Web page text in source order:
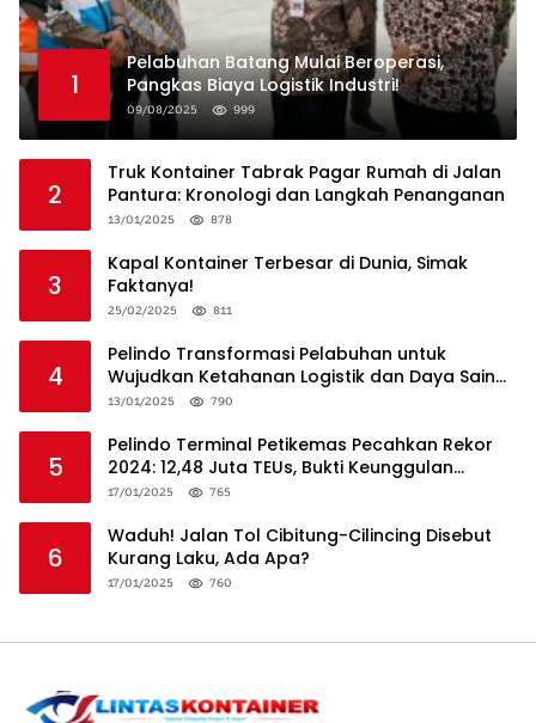
1
Pelabuhan Batang Mulai Beroperasi,
Pangkas Biaya Logistik Industri!
09/08/2025 999
2
Truk Kontainer Tabrak Pagar Rumah di Jalan
Pantura: Kronologi dan Langkah Penanganan
13/01/2025 878
3
Kapal Kontainer Terbesar di Dunia, Simak
Faktanya!
25/02/2025 811
4
Pelindo Transformasi Pelabuhan untuk
Wujudkan Ketahanan Logistik dan Daya Saing
Global
13/01/2025 790
5
Pelindo Terminal Petikemas Pecahkan Rekor
2024: 12,48 Juta TEUs, Bukti Keunggulan
Logistik Nasional
17/01/2025 765
6
Waduh! Jalan Tol Cibitung-Cilincing Disebut
Kurang Laku, Ada Apa?
17/01/2025 760